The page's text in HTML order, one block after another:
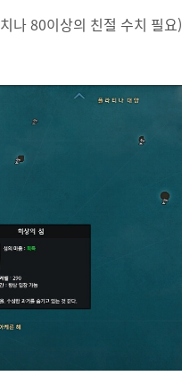
나 80이상의 친절 수치 필요)